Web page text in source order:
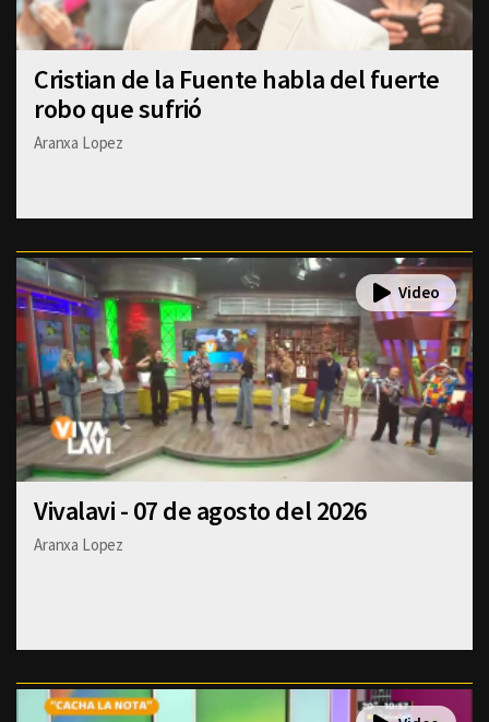
Cristian de la Fuente habla del fuerte
robo que sufrió
Aranxa Lopez
Vivalavi - 07 de agosto del 2026
Aranxa Lopez